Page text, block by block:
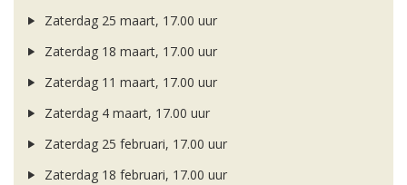
Zaterdag 25 maart, 17.00 uur
Zaterdag 18 maart, 17.00 uur
Zaterdag 11 maart, 17.00 uur
Zaterdag 4 maart, 17.00 uur
Zaterdag 25 februari, 17.00 uur
Zaterdag 18 februari, 17.00 uur